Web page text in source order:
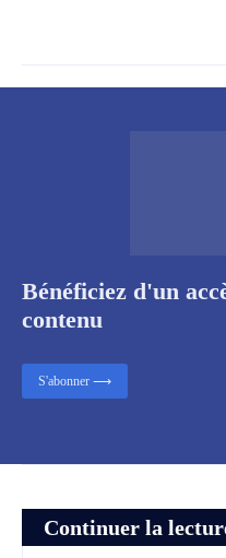
Continuer la
Bénéficiez d'un
contenu
S'abonner ⟶